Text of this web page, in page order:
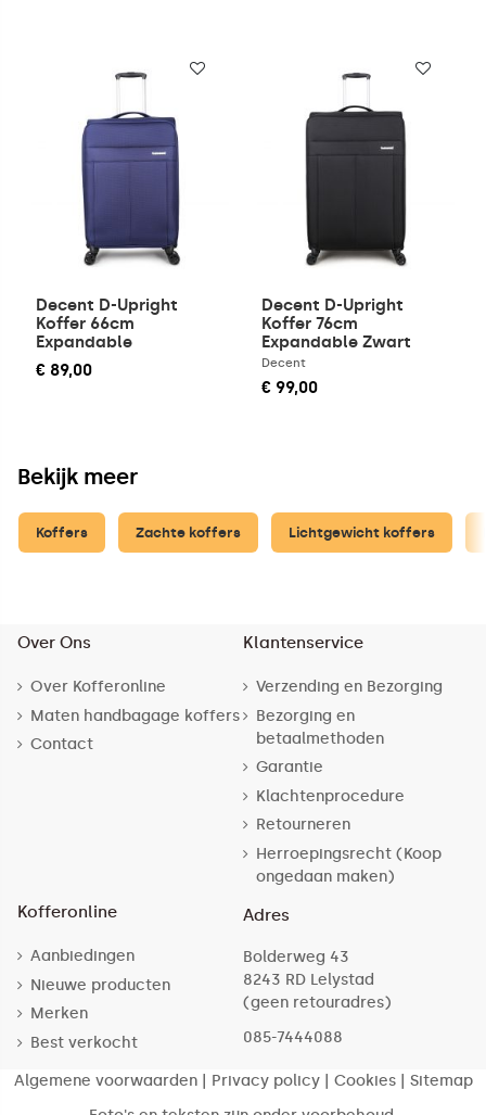
Decent D-Upright
Koffer 66cm
Expandable
Donkerblauw
€ 89,00
Decent D-Upright
Koffer 76cm
Expandable Zwart
Decent
€ 99,00
Bekijk meer
Koffers Zachte koffers Lichtgewicht koffers
Over Ons
Over Kofferonline
Maten handbagage koffers
Contact
Klantenservice
Verzending en Bezorging
Bezorging en
betaalmethoden
Garantie
Klachtenprocedure
Retourneren
Herroepingsrecht (Koop
ongedaan maken)
Kofferonline
Aanbiedingen
Nieuwe producten
Merken
Best verkocht
Adres
Bolderweg 43
8243 RD Lelystad
(geen retouradres)
085-7444088
Algemene voorwaarden| Privacy policy| Cookies| Sitemap